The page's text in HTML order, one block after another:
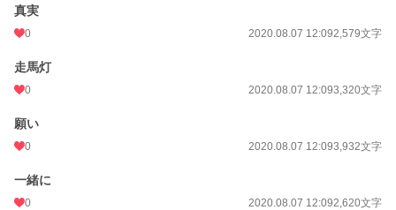
真実
0 2020.08.07 12:092,579文字
走馬灯
0 2020.08.07 12:093,320文字
願い
0 2020.08.07 12:093,932文字
一緒に
0 2020.08.07 12:092,620文字